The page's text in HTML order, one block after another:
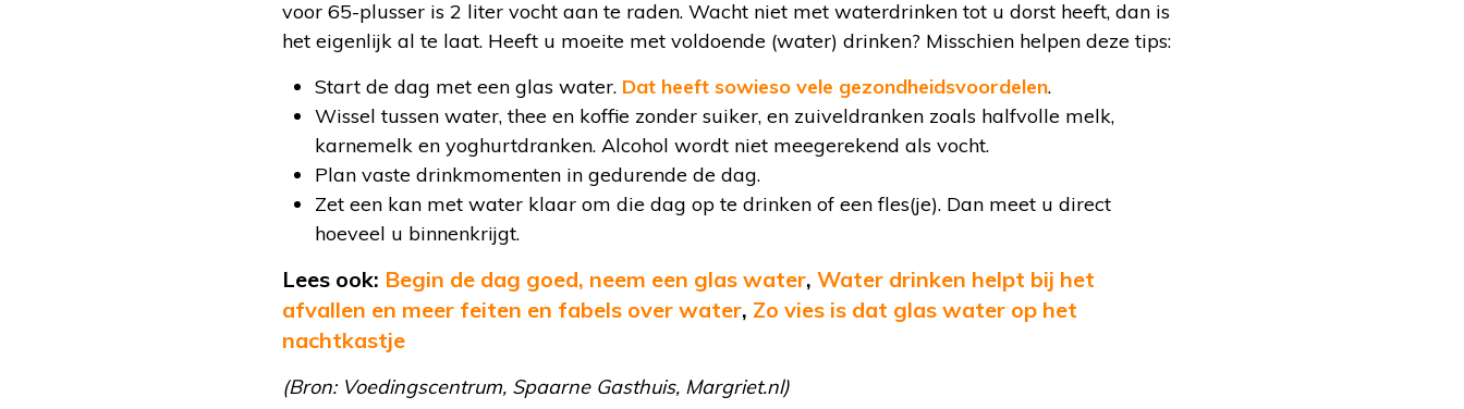
voor 65-plusser is 2 liter vocht aan te raden. Wacht niet met waterdrinken tot u dorst heeft, dan is
het eigenlijk al te laat. Heeft u moeite met voldoende (water) drinken? Misschien helpen deze tips:
Start de dag met een glas water. Dat heeft sowieso vele gezondheidsvoordelen.
Wissel tussen water, thee en koffie zonder suiker, en zuiveldranken zoals halfvolle melk,
karnemelk en yoghurtdranken. Alcohol wordt niet meegerekend als vocht.
Plan vaste drinkmomenten in gedurende de dag.
Zet een kan met water klaar om die dag op te drinken of een fles(je). Dan meet u direct
hoeveel u binnenkrijgt.
Lees ook: Begin de dag goed, neem een glas water, Water drinken helpt bij het
afvallen en meer feiten en fabels over water, Zo vies is dat glas water op het
nachtkastje
(Bron: Voedingscentrum, Spaarne Gasthuis, Margriet.nl)